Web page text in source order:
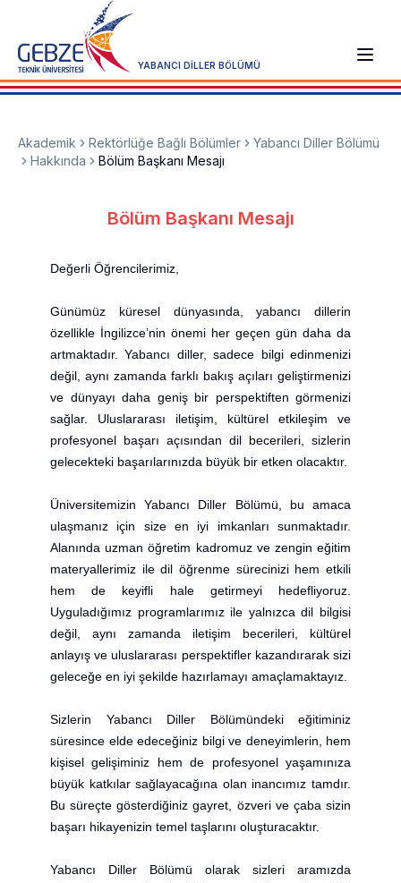
YABANCI DİLLER BÖLÜMÜ
Akademik Rektörlüğe Bağlı Bölümler
Yabancı Diller Bölümü
Hakkında
Bölüm Başkanı Mesajı
Bölüm Başkanı Mesajı
Değerli Öğrencilerimiz,
Günümüz küresel dünyasında, yabancı dillerin
özellikle İngilizce’nin önemi her geçen gün daha da
artmaktadır. Yabancı diller, sadece bilgi edinmenizi
değil, aynı zamanda farklı bakış açıları geliştirmenizi
ve dünyayı daha geniş bir perspektiften görmenizi
sağlar. Uluslararası iletişim, kültürel etkileşim ve
profesyonel başarı açısından dil becerileri, sizlerin
gelecekteki başarılarınızda büyük bir etken olacaktır.
Üniversitemizin Yabancı Diller Bölümü, bu amaca
ulaşmanız için size en iyi imkanları sunmaktadır.
Alanında uzman öğretim kadromuz ve zengin eğitim
materyallerimiz ile dil öğrenme sürecinizi hem etkili
hem de keyifli hale getirmeyi hedefliyoruz.
Uyguladığımız programlarımız ile yalnızca dil bilgisi
değil, aynı zamanda iletişim becerileri, kültürel
anlayış ve uluslararası perspektifler kazandırarak sizi
geleceğe en iyi şekilde hazırlamayı amaçlamaktayız.
Sizlerin Yabancı Diller Bölümündeki eğitiminiz
süresince elde edeceğiniz bilgi ve deneyimlerin, hem
kişisel gelişiminiz hem de profesyonel yaşamınıza
büyük katkılar sağlayacağına olan inancımız tamdır.
Bu süreçte gösterdiğiniz gayret, özveri ve çaba sizin
başarı hikayenizin temel taşlarını oluşturacaktır.
Yabancı Diller Bölümü olarak sizleri aramızda